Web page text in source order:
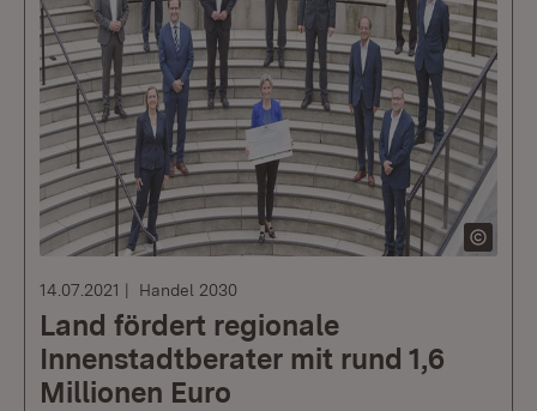
14.07.2021 Handel 2030
Land fördert regionale
Innenstadtberater mit rund 1,6
Millionen Euro